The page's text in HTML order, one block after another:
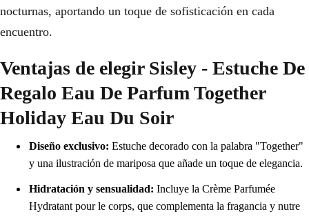
nocturnas, aportando un toque de sofisticación en cada
encuentro.
Ventajas de elegir Sisley - Estuche De
Regalo Eau De Parfum Together
Holiday Eau Du Soir
Diseño exclusivo: Estuche decorado con la palabra "Together"
y una ilustración de mariposa que añade un toque de elegancia.
Hidratación y sensualidad: Incluye la Crème Parfumée
Hydratant pour le corps, que complementa la fragancia y nutre